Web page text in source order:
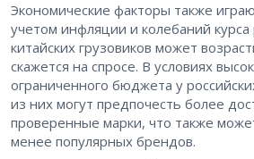
Экономические факторы также
учетом инфляции и колебаний курса
китайских грузовиков может
скажется на спросе. В условиях
ограниченного бюджета у
из них могут предпочесть более
проверенные марки, что также
менее популярных брендов.